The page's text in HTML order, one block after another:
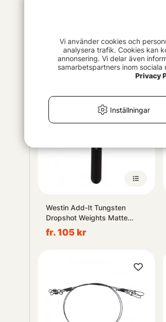
Assist Stinger
59 kr
Westin Add-It Tungsten
Dropshot Weights Matte
Black
fr. 105 kr
Vi använder cookies och
analysera trafik. Cookies kan
annonsering. Vi delar även
samarbetspartners inom sociala
Privacy
Inställningar